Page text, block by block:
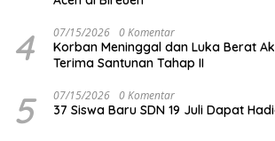
4 07/15/2026 0 Komentar
Korban Meninggal dan Luka Berat
Terima Santunan Tahap II
5 07/15/2026 0 Komentar
37 Siswa Baru SDN 19 Juli Dapat